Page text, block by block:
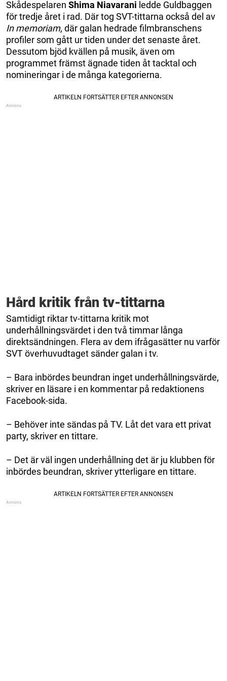
Skådespelaren Shima Niavarani ledde Guldbaggen
för tredje året i rad. Där tog SVT-tittarna också del av
In memoriam, där galan hedrade filmbranschens
profiler som gått ur tiden under det senaste året.
Dessutom bjöd kvällen på musik, även om
programmet främst ägnade tiden åt tacktal och
nomineringar i de många kategorierna.
Hård kritik från tv-tittarna
Samtidigt riktar tv-tittarna kritik mot
underhållningsvärdet i den två timmar långa
direktsändningen. Flera av dem ifrågasätter nu varför
SVT överhuvudtaget sänder galan i tv.
– Bara inbördes beundran inget underhållningsvärde,
skriver en läsare i en kommentar på redaktionens
Facebook-sida.
– Behöver inte sändas på TV. Låt det vara ett privat
party, skriver en tittare.
– Det är väl ingen underhållning det är ju klubben för
inbördes beundran, skriver ytterligare en tittare.